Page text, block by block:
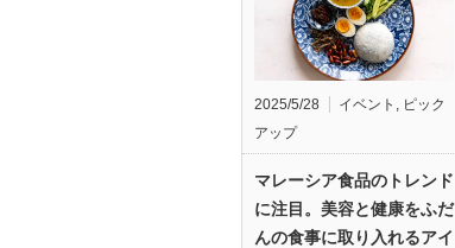
2025/5/28 イベント , ピック
アップ
マレーシア食品のトレンド
に注目。美容と健康をふだ
んの食事に取り入れるアイ